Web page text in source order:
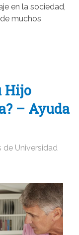
en la sociedad,
muchos
Hijo
– Ayuda
de Universidad